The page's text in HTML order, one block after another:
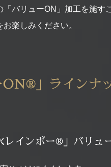
バリューON」加工を施す
楽しみください。
ON®」ラインナ
レインボー®」バリュ